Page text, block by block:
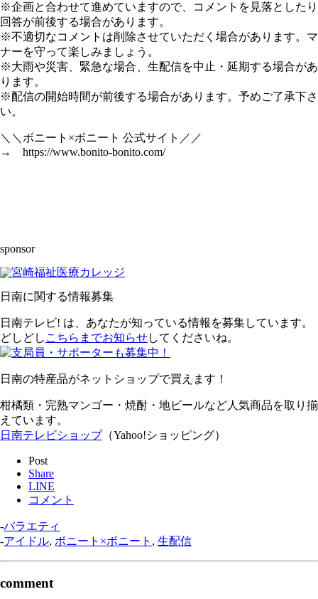
※企画と合わせて進めていますので、コメントを見落としたり
回答が前後する場合があります。
※不適切なコメントは削除させていただく場合があります。マ
ナーを守って楽しみましょう。
※大雨や災害、緊急な場合、生配信を中止・延期する場合があ
ります。
※配信の開始時間が前後する場合があります。予めご了承下さ
い。
＼＼ボニート×ボニート 公式サイト／／
→ https://www.bonito-bonito.com/
sponsor
日南に関する情報募集
日南テレビ! は、あなたが知っている情報を募集しています。
どしどし こちらまでお知らせしてくださいね。
日南の特産品がネットショップで買えます！
柑橘類・完熟マンゴー・焼酎・地ビールなど人気商品を取り揃
えています。
日南テレビショップ（Yahoo!ショッピング）
Post
Share
LINE
コメント
-バラエティ
-アイドル, ボニート×ボニート , 生配信
comment